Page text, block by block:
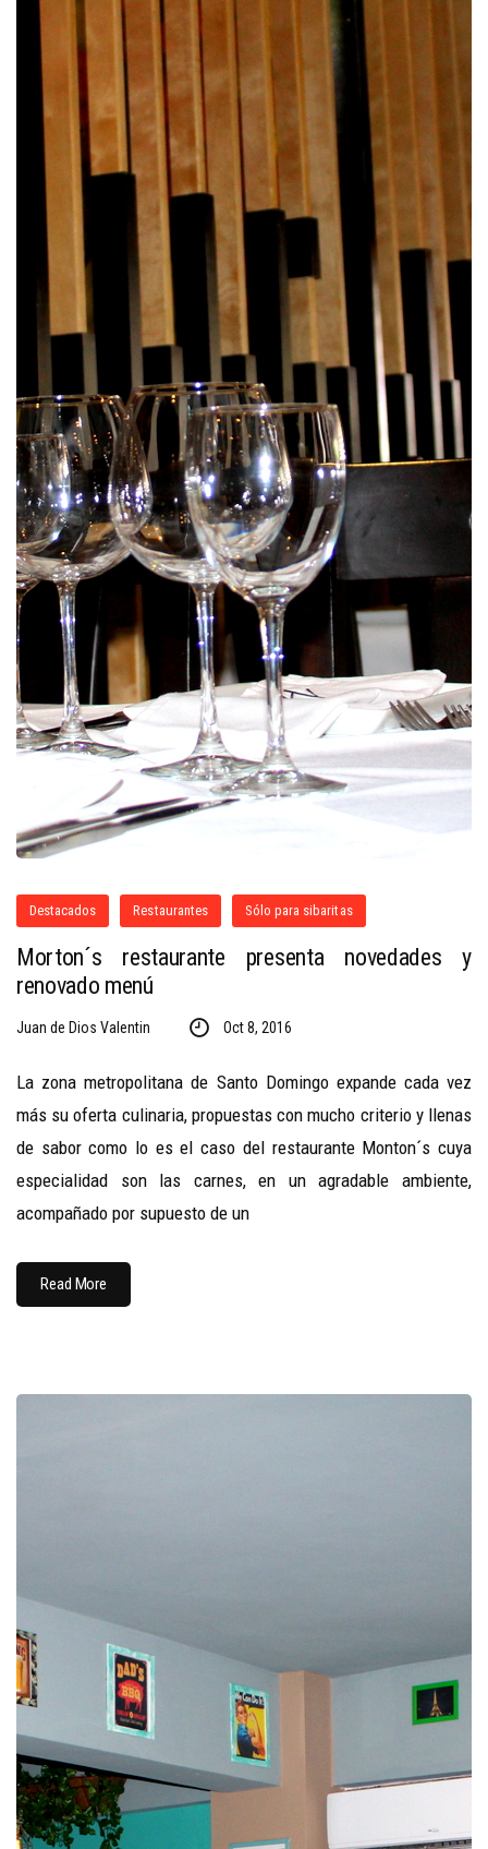
Destacados Restaurantes Sólo para sibaritas
Morton´s restaurante presenta novedades y
renovado menú
Juan de Dios Valentin Oct 8, 2016
La zona metropolitana de Santo Domingo expande cada vez
más su oferta culinaria, propuestas con mucho criterio y llenas
de sabor como lo es el caso del restaurante Monton´s cuya
especialidad son las carnes, en un agradable ambiente,
acompañado por supuesto de un
Read More